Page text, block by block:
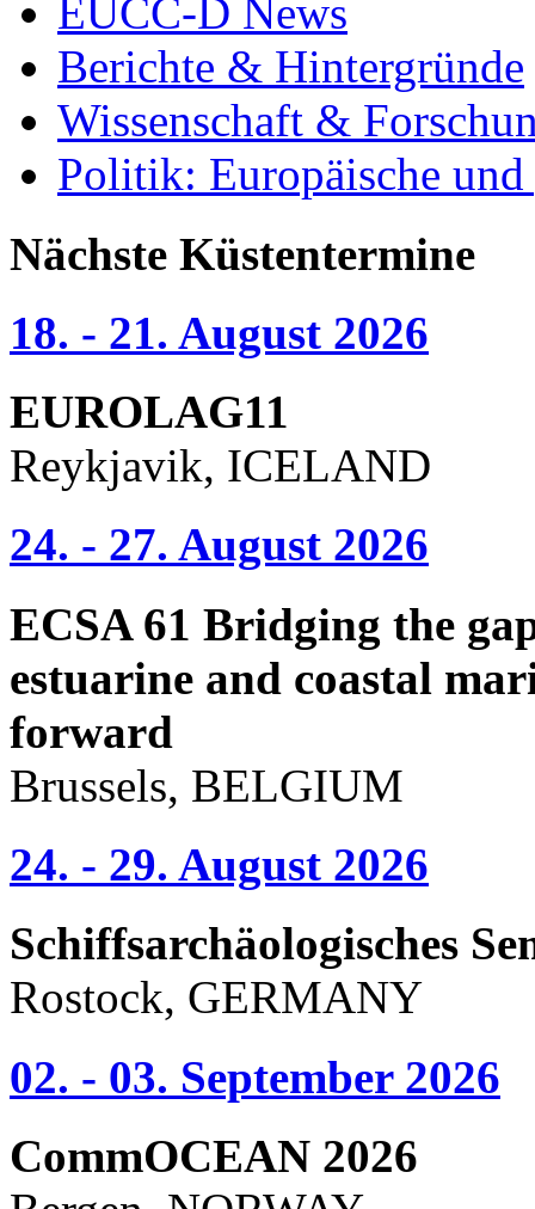
EUCC-D News
Berichte & Hintergründe
Wissenschaft &
Politik: Europäische
Nächste Küstentermine
18. - 21. August 2026
EUROLAG11
Reykjavik, ICELAND
24. - 27. August 2026
ECSA 61 Bridging the
estuarine and coastal
forward
Brussels, BELGIUM
24. - 29. August 2026
Schiffsarchäologisches
Rostock, GERMANY
02. - 03. September 2026
CommOCEAN 2026